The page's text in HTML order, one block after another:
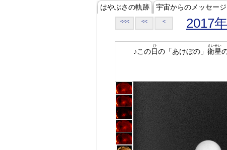
はやぶさの軌跡 宇宙からのメッセージ
<<< << < 2017
♪この日
ひ
の「あけぼの」 衛星
えいせい